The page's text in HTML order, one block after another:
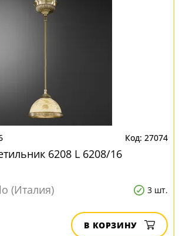
27074
6208 L 6208/16
(Италия)
3 шт.
В КОРЗИНУ